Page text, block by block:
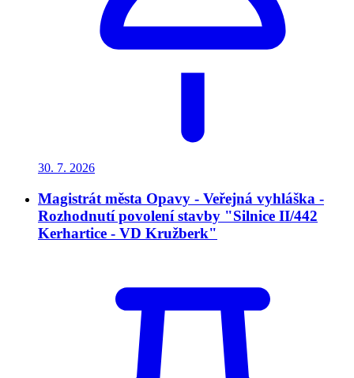
30. 7. 2026
Magistrát města Opavy - Veřejná vyhláška -
Rozhodnutí povolení stavby "Silnice II/442
Kerhartice - VD Kružberk"